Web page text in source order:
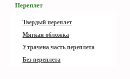
Переплет
Твердый переплет
Мягкая обложка
Утрачена часть переплета
Без переплета